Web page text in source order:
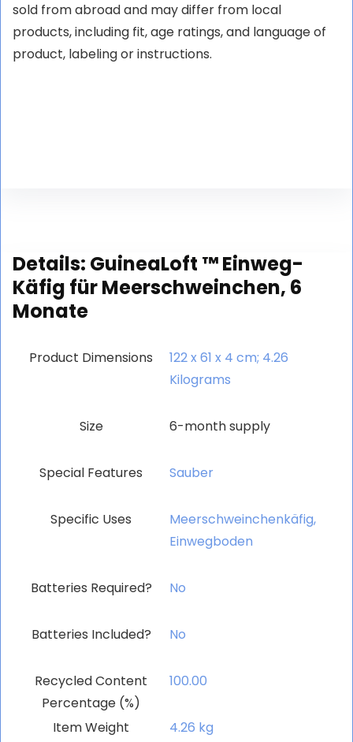
sold from abroad and may differ from local
products, including fit, age ratings, and language of
product, labeling or instructions.
Details: GuineaLoft ™ Einweg-
Käfig für Meerschweinchen, 6
Monate
Product Dimensions
‎122 x 61 x 4 cm; 4.26
Kilograms
Size ‎6-month supply
Special Features ‎Sauber
Specific Uses
‎Meerschweinchenkäfig,
Einwegboden
Batteries Required? ‎No
Batteries Included? ‎No
Recycled Content
Percentage (%)
‎100.00
Item Weight ‎4.26 kg